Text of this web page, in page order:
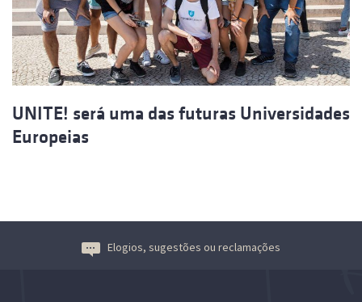
UNITE! será uma das futuras Universidades
Europeias
Elogios, sugestões ou reclamações